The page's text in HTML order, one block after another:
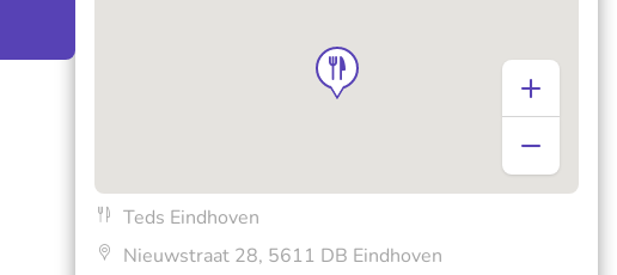
Teds Eindhoven
Nieuwstraat 28, 5611 DB Eindhoven